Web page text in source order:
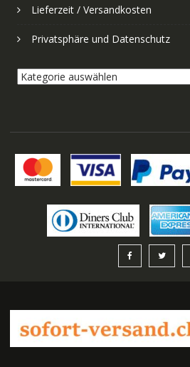
Lieferzeit / Versandkosten
Privatsphäre und Datenschutz
Kategorie